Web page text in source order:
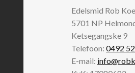
Edelsmid Rob
5701 NP
Ketsegangske 9
Telefoon:0492
E-mail: